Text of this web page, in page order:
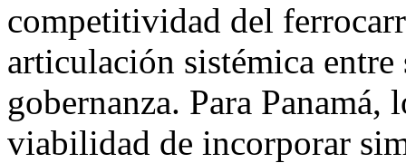
competitividad del
articulación sistémica
gobernanza. Para Panamá,
viabilidad de incorporar